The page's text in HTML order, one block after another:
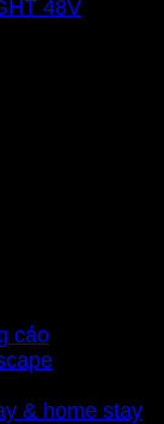
48V
cáo
& home stay